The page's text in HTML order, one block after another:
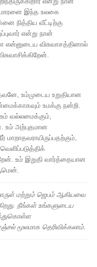
இந்த உலகை
நித்திய வீட்டிற்கு
என்று நான்
என்னுடைய விசுவாசத்தினால்
உம்முடைய உறுதியான
உமக்கு நன்றி.
உம் வல்லமைக்கும்,
உம் அற்புதமான
மாறாதவராயிருப்பதற்கும்,
உம் இறுதி வார்த்தையான
மற்றும் ஜெபம் ஆகியவை
நீங்கள் உங்களுடைய
மூலமாக தெரிவிக்கலாம்.